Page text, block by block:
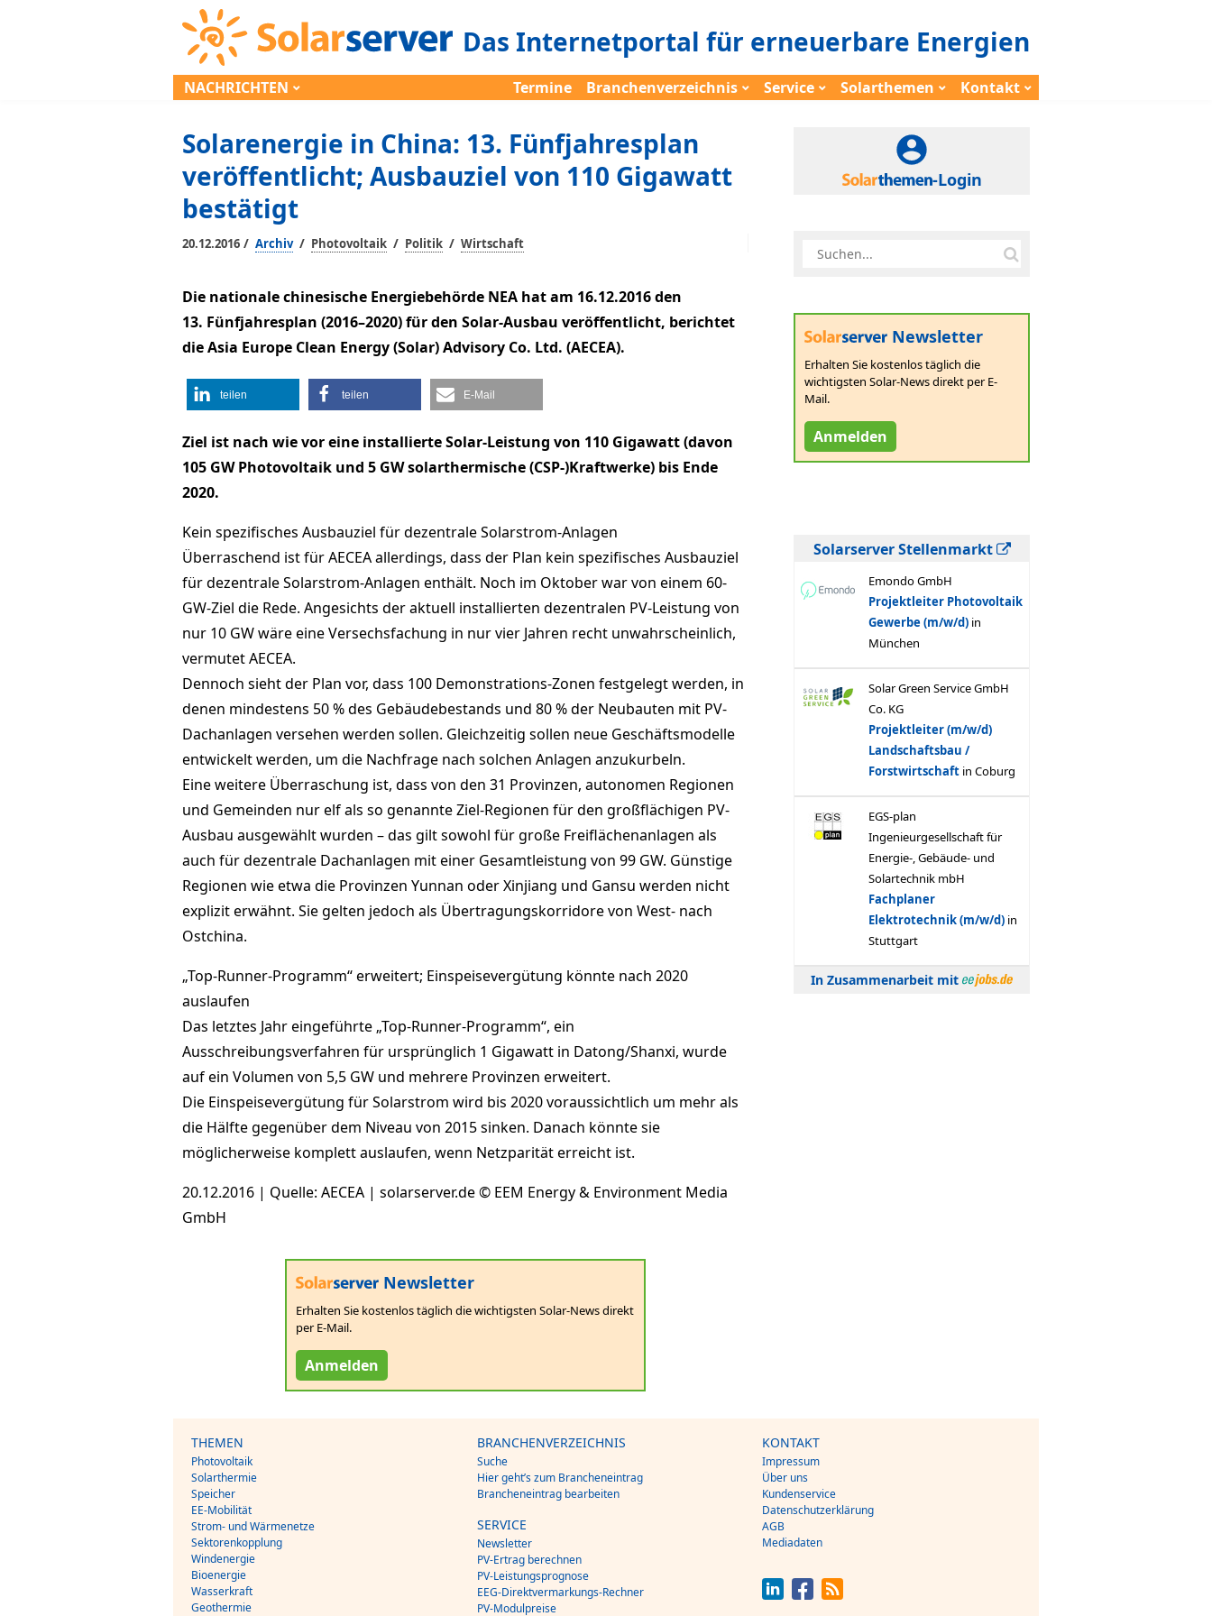
Das Internetportal für erneuerbare Energien
NACHRICHTEN Termine Branchenverzeichnis Service Solarthemen Kontakt
Solarenergie in China: 13. Fünfjahresplan
veröffentlicht; Ausbauziel von 110 Gigawatt
bestätigt
20.12.2016 / Archiv / Photovoltaik / Politik / Wirtschaft
Die nationale chinesische Energiebehörde NEA hat am 16.12.2016 den
13. Fünfjahresplan (2016–2020) für den Solar-Ausbau veröffentlicht, berichtet
die Asia Europe Clean Energy (Solar) Advisory Co. Ltd. (AECEA).
teilen teilen E-Mail
Ziel ist nach wie vor eine installierte Solar-Leistung von 110 Gigawatt (davon
105 GW Photovoltaik und 5 GW solarthermische (CSP-)Kraftwerke) bis Ende
2020.
Kein spezifisches Ausbauziel für dezentrale Solarstrom-Anlagen
Überraschend ist für AECEA allerdings, dass der Plan kein spezifisches Ausbauziel
für dezentrale Solarstrom-Anlagen enthält. Noch im Oktober war von einem 60-
GW-Ziel die Rede. Angesichts der aktuell installierten dezentralen PV-Leistung von
nur 10 GW wäre eine Versechsfachung in nur vier Jahren recht unwahrscheinlich,
vermutet AECEA.
Dennoch sieht der Plan vor, dass 100 Demonstrations-Zonen festgelegt werden, in
denen mindestens 50 % des Gebäudebestands und 80 % der Neubauten mit PV-
Dachanlagen versehen werden sollen. Gleichzeitig sollen neue Geschäftsmodelle
entwickelt werden, um die Nachfrage nach solchen Anlagen anzukurbeln.
Eine weitere Überraschung ist, dass von den 31 Provinzen, autonomen Regionen
und Gemeinden nur elf als so genannte Ziel-Regionen für den großflächigen PV-
Ausbau ausgewählt wurden – das gilt sowohl für große Freiflächenanlagen als
auch für dezentrale Dachanlagen mit einer Gesamtleistung von 99 GW. Günstige
Regionen wie etwa die Provinzen Yunnan oder Xinjiang und Gansu werden nicht
explizit erwähnt. Sie gelten jedoch als Übertragungskorridore von West- nach
Ostchina.
„Top-Runner-Programm“ erweitert; Einspeisevergütung könnte nach 2020
auslaufen
Das letztes Jahr eingeführte „Top-Runner-Programm“, ein
Ausschreibungsverfahren für ursprünglich 1 Gigawatt in Datong/Shanxi, wurde
auf ein Volumen von 5,5 GW und mehrere Provinzen erweitert.
Die Einspeisevergütung für Solarstrom wird bis 2020 voraussichtlich um mehr als
die Hälfte gegenüber dem Niveau von 2015 sinken. Danach könnte sie
möglicherweise komplett auslaufen, wenn Netzparität erreicht ist.
20.12.2016 | Quelle: AECEA | solarserver.de © EEM Energy & Environment Media
GmbH
Newsletter
Erhalten Sie kostenlos täglich die wichtigsten Solar-News direkt
per E-Mail.
Anmelden
-Login
Newsletter
Erhalten Sie kostenlos täglich die
wichtigsten Solar-News direkt per E-
Mail.
Anmelden
Solarserver Stellenmarkt
In Zusammenarbeit mit
THEMEN
Photovoltaik
Solarthermie
Speicher
EE-Mobilität
Strom- und Wärmenetze
Sektorenkopplung
Windenergie
Bioenergie
Wasserkraft
Geothermie
BRANCHENVERZEICHNIS
Suche
Hier geht’s zum Brancheneintrag
Brancheneintrag bearbeiten
SERVICE
Newsletter
PV-Ertrag berechnen
PV-Leistungsprognose
EEG-Direktvermarkungs-Rechner
PV-Modulpreise
KONTAKT
Impressum
Über uns
Kundenservice
Datenschutzerklärung
AGB
Mediadaten